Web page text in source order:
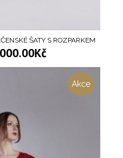
ŠATY S ROZPARKEM
Kč
Akce